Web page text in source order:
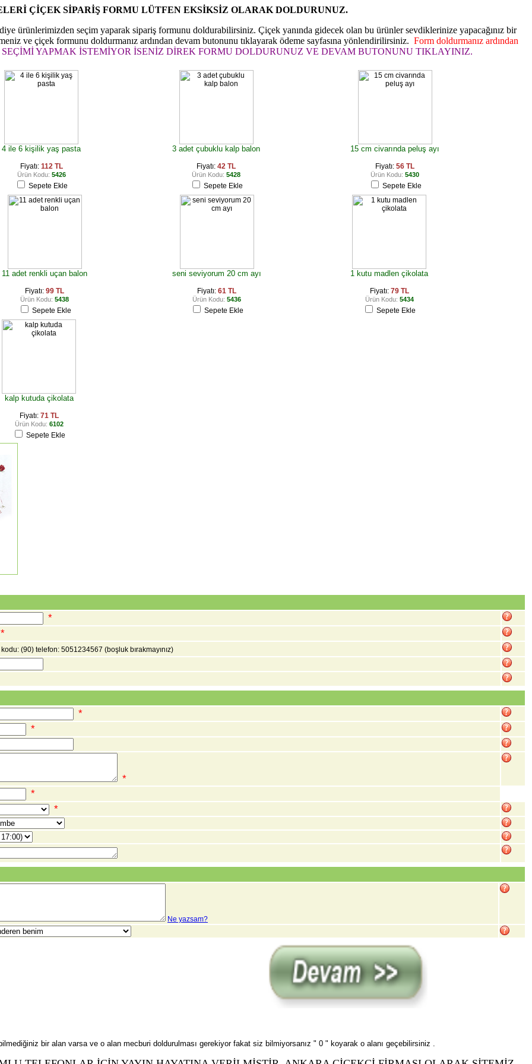
ÇİÇEK SİPARİŞ FORMU LÜTFEN EKSİKSİZ OLARAK DOLDURUNUZ.
ürünlerimizden seçim yaparak sipariş formunu doldurabilirsiniz. Çiçek yanında gidecek olan bu ürünler sevdiklerinize yapacağınız bir
ve çiçek formunu doldurmanız ardından devam butonunu tıklayarak ödeme sayfasına yönlendirilirsiniz. Form doldurmanız ardından
YAPMAK İSTEMİYOR İSENİZ DİREK FORMU DOLDURUNUZ VE DEVAM BUTONUNU TIKLAYINIZ.
4 ile 6 kişilik yaş pasta
Fiyatı: 112 TL
Ürün Kodu: 5426
Sepete Ekle
3 adet çubuklu kalp balon
Fiyatı: 42 TL
Ürün Kodu: 5428
Sepete Ekle
15 cm civarında peluş ayı
Fiyatı: 56 TL
Ürün Kodu: 5430
Sepete Ekle
11 adet renkli uçan balon
Fiyatı: 99 TL
Ürün Kodu: 5438
Sepete Ekle
seni seviyorum 20 cm ayı
Fiyatı: 61 TL
Ürün Kodu: 5436
Sepete Ekle
1 kutu madlen çikolata
Fiyatı: 79 TL
Ürün Kodu: 5434
Sepete Ekle
kalp kutuda çikolata
Fiyatı: 71 TL
Ürün Kodu: 6102
Sepete Ekle
*
(90) telefon: 5051234567 (boşluk bırakmayınız)
*
*
*
*
*
Ne yazsam?
bir alan varsa ve o alan mecburi doldurulması gerekiyor fakat siz bilmiyorsanız " 0 " koyarak o alanı geçebilirsiniz .